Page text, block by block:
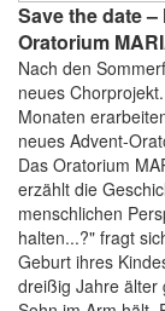
Save the date
Oratorium
Nach den
neues
Monaten
neues Advent-
Das Oratorium
erzählt die
menschlichen
halten...?" fragt
Geburt ihres
dreißig Jahre älter